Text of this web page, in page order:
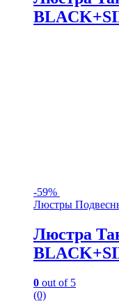
-59%
Люстры
Люстра
0 out of 5
(0)